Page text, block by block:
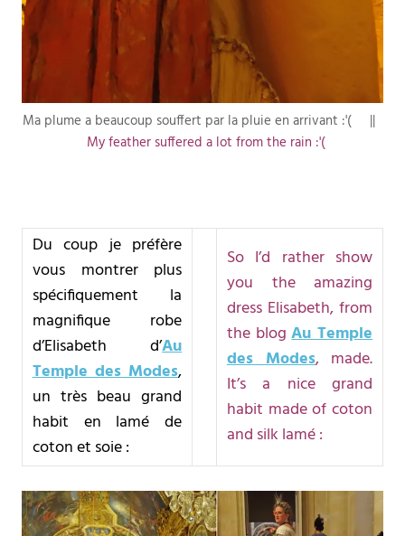
Ma plume a beaucoup souffert par la pluie en arrivant :'( ||
My feather suffered a lot from the rain :'(
Du coup je préfère
vous montrer plus
spécifiquement la
magnifique robe
d’Elisabeth d’Au
Temple des Modes,
un très beau grand
habit en lamé de
coton et soie :
So I’d rather show
you the amazing
dress Elisabeth, from
the blogAu Temple
des Modes, made.
It’s a nice grand
habit made of coton
and silk lamé :